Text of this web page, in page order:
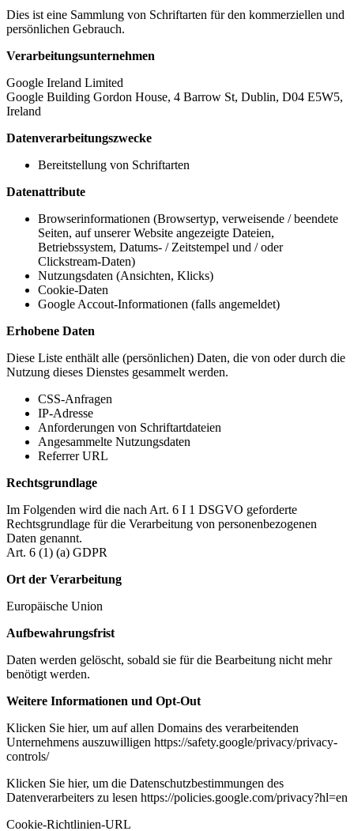
Dies ist eine Sammlung von Schriftarten für den kommerziellen und
persönlichen Gebrauch.
Verarbeitungsunternehmen
Google Ireland Limited
Google Building Gordon House, 4 Barrow St, Dublin, D04 E5W5,
Ireland
Datenverarbeitungszwecke
Bereitstellung von Schriftarten
Datenattribute
Browserinformationen (Browsertyp, verweisende / beendete
Seiten, auf unserer Website angezeigte Dateien,
Betriebssystem, Datums- / Zeitstempel und / oder
Clickstream-Daten)
Nutzungsdaten (Ansichten, Klicks)
Cookie-Daten
Google Accout-Informationen (falls angemeldet)
Erhobene Daten
Diese Liste enthält alle (persönlichen) Daten, die von oder durch die
Nutzung dieses Dienstes gesammelt werden.
CSS-Anfragen
IP-Adresse
Anforderungen von Schriftartdateien
Angesammelte Nutzungsdaten
Referrer URL
Rechtsgrundlage
Im Folgenden wird die nach Art. 6 I 1 DSGVO geforderte
Rechtsgrundlage für die Verarbeitung von personenbezogenen
Daten genannt.
Art. 6 (1) (a) GDPR
Ort der Verarbeitung
Europäische Union
Aufbewahrungsfrist
Daten werden gelöscht, sobald sie für die Bearbeitung nicht mehr
benötigt werden.
Weitere Informationen und Opt-Out
Klicken Sie hier, um auf allen Domains des verarbeitenden
Unternehmens auszuwilligen https://safety.google/privacy/privacy-
controls/
Klicken Sie hier, um die Datenschutzbestimmungen des
Datenverarbeiters zu lesen https://policies.google.com/privacy?hl=en
Cookie-Richtlinien-URL